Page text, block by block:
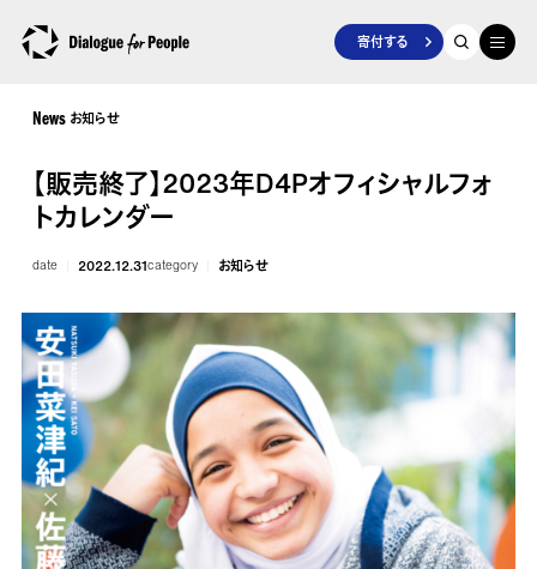
寄付する
News お知らせ
【販売終了】2023年D4Pオフィシャルフォ
トカレンダー
date 2022.12.31category お知らせ